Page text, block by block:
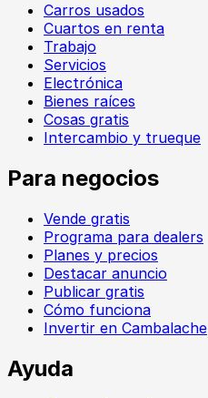
Carros usados
Cuartos en renta
Trabajo
Servicios
Electrónica
Bienes raíces
Cosas gratis
Intercambio y trueque
Para negocios
Vende gratis
Programa para dealers
Planes y precios
Destacar anuncio
Publicar gratis
Cómo funciona
Invertir en Cambalache
Ayuda